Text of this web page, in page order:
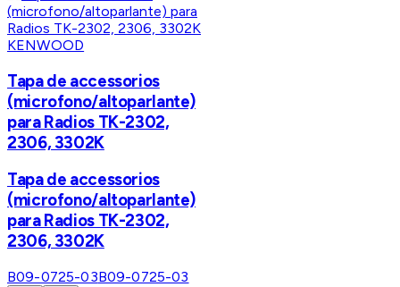
KENWOOD
Tapa de accessorios
(microfono/altoparlante)
para Radios TK-2302,
2306, 3302K
Tapa de accessorios
(microfono/altoparlante)
para Radios TK-2302,
2306, 3302K
B09-0725-03B09-0725-03